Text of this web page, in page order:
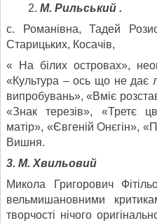
М. Рильський .
с. Романівна, Тадей
Старицьких, Косачів,
« На білих островах»,
«Культура – ось що не дає
випробувань», «Вміє
«Знак терезів», «Третє
матір», «Євгеній Онєгін»,
Вишня.
3. М. Хвильовий
Микола Григорович
вельмишановними
творчості нічого